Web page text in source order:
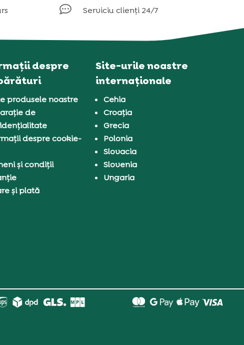
 Serviciu clienți 24/7
despre
produsele noastre
de
despre cookie-
și condiții
și plată
Site-urile noastre
internaționale
Cehia
Croația
Grecia
Polonia
Slovacia
Slovenia
Ungaria